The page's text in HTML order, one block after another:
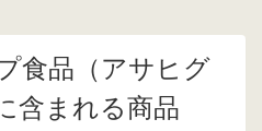
食品（アサヒグ
含まれる商品